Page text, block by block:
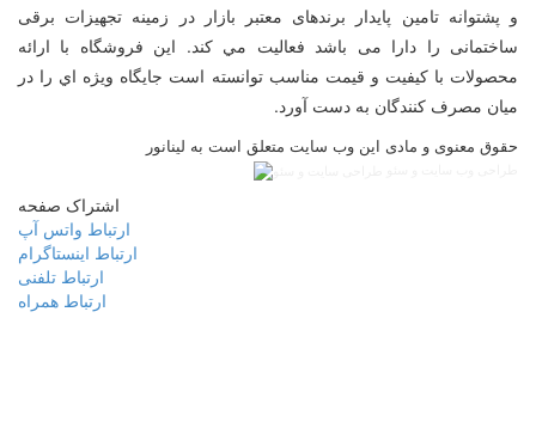
و پشتوانه تامین پایدار برندهای معتبر بازار در زمینه تجهیزات برقی
ساختمانی را دارا می باشد فعالیت مي کند. اين فروشگاه با ارائه
محصولات با کيفيت و قيمت مناسب توانسته است جايگاه ويژه اي را در
ميان مصرف کنندگان به دست آورد.
حقوق معنوی و مادی این وب سایت متعلق است به لینانور
اشتراک صفحه
ارتباط واتس آپ
ارتباط اینستاگرام
ارتباط تلفنی
ارتباط همراه